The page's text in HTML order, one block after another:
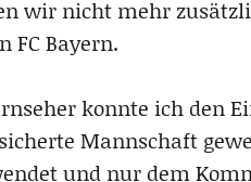
wir nicht mehr
FC Bayern.
konnte ich den
Mannschaft
und nur dem